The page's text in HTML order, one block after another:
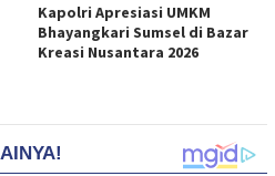
Kapolri Apresiasi UMKM
Bhayangkari Sumsel di Bazar
Kreasi Nusantara 2026